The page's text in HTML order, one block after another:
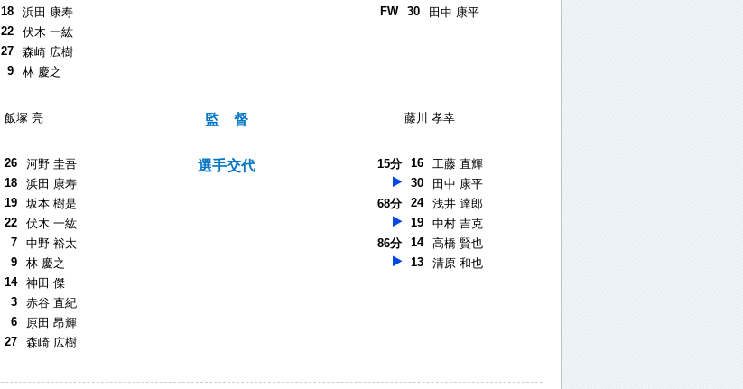
18
浜田 康寿
22
伏木 一紘
27
森崎 広樹
9 林 慶之
FW
30 田中 康平
監 督
飯塚 亮 藤川 孝幸
選手交代
26
河野 圭吾
18
浜田 康寿
19
坂本 樹是
22
伏木 一紘
7
中野 裕太
9
林 慶之
14
神田 傑
3
赤谷 直紀
6
原田 昂輝
27
森崎 広樹
15分 16
工藤 直輝
30
田中 康平
68分
24
浅井 達郎
19
中村 吉克
86分
14
高橋 賢也
13
清原 和也